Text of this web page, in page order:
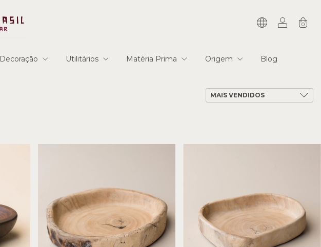
0
Decoração Utilitários Matéria Prima Origem Blog